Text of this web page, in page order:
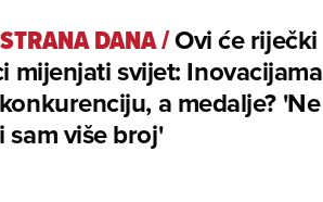
DANA/Ovi će riječki
mijenjati svijet: Inovacijama
a medalje? 'Ne
sam više broj'